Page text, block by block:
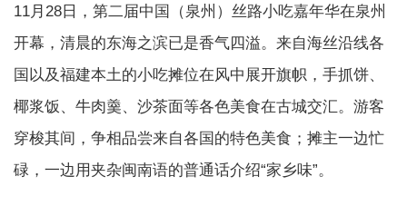
11月28日，第二届中国（泉州）丝路小吃嘉年华在泉州
开幕，清晨的东海之滨已是香气四溢。来自海丝沿线各
国以及福建本土的小吃摊位在风中展开旗帜，手抓饼、
椰浆饭、牛肉羹、沙茶面等各色美食在古城交汇。游客
穿梭其间，争相品尝来自各国的特色美食；摊主一边忙
碌，一边用夹杂闽南语的普通话介绍“家乡味”。